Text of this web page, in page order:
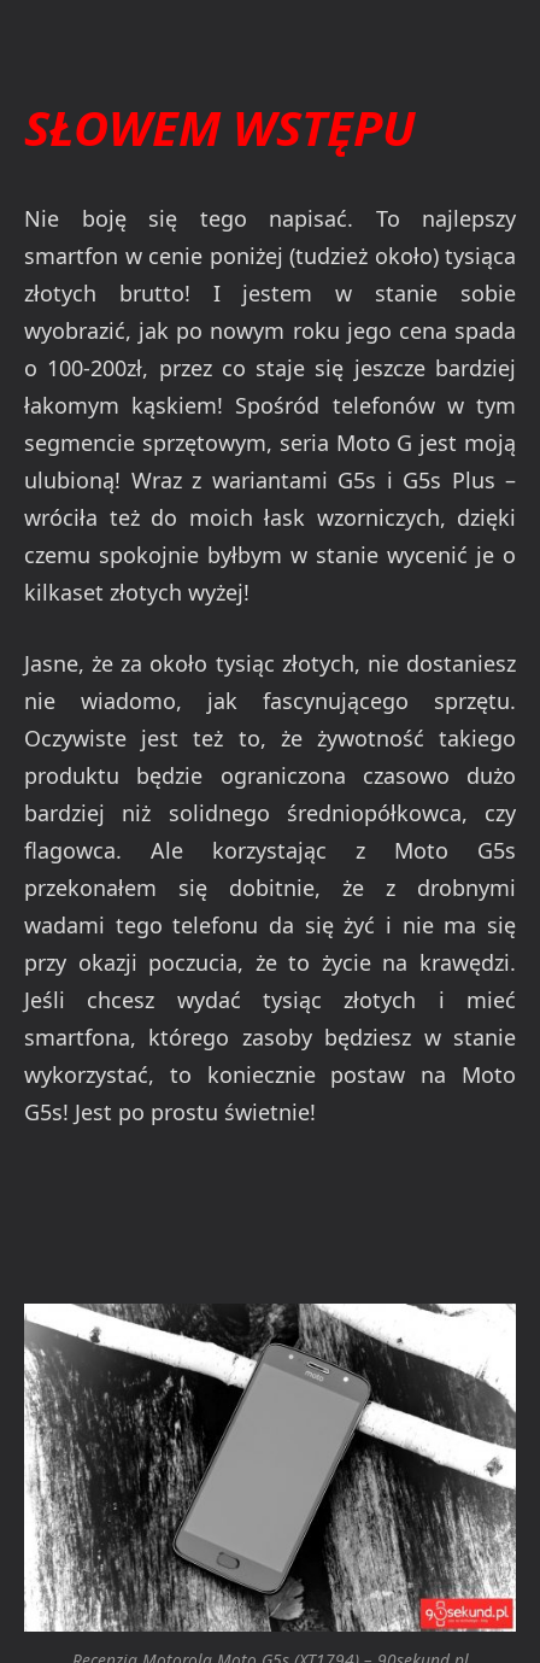
SŁOWEM WSTĘPU
Nie boję się tego napisać. To najlepszy
smartfon w cenie poniżej (tudzież około) tysiąca
złotych brutto! I jestem w stanie sobie
wyobrazić, jak po nowym roku jego cena spada
o 100-200zł, przez co staje się jeszcze bardziej
łakomym kąskiem! Spośród telefonów w tym
segmencie sprzętowym, seria Moto G jest moją
ulubioną! Wraz z wariantami G5s i G5s Plus –
wróciła też do moich łask wzorniczych, dzięki
czemu spokojnie byłbym w stanie wycenić je o
kilkaset złotych wyżej!
Jasne, że za około tysiąc złotych, nie dostaniesz
nie wiadomo, jak fascynującego sprzętu.
Oczywiste jest też to, że żywotność takiego
produktu będzie ograniczona czasowo dużo
bardziej niż solidnego średniopółkowca, czy
flagowca. Ale korzystając z Moto G5s
przekonałem się dobitnie, że z drobnymi
wadami tego telefonu da się żyć i nie ma się
przy okazji poczucia, że to życie na krawędzi.
Jeśli chcesz wydać tysiąc złotych i mieć
smartfona, którego zasoby będziesz w stanie
wykorzystać, to koniecznie postaw na Moto
G5s! Jest po prostu świetnie!